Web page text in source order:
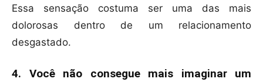
Essa sensação costuma ser uma das mais
dolorosas dentro de um relacionamento
desgastado.
4. Você não consegue mais imaginar um